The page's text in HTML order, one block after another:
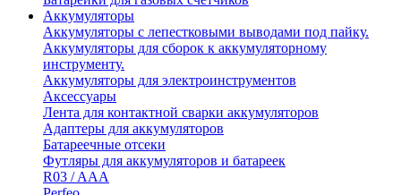
Аккумуляторы
Аккумуляторы с лепестковыми выводами под пайку.
Аккумуляторы для сборок к аккумуляторному
инструменту.
Аккумуляторы для электроинструментов
Аксессуары
Лента для контактной сварки аккумуляторов
Адаптеры для аккумуляторов
Батареечные отсеки
Футляры для аккумуляторов и батареек
R03 / AAA